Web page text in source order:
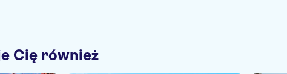
Cię również